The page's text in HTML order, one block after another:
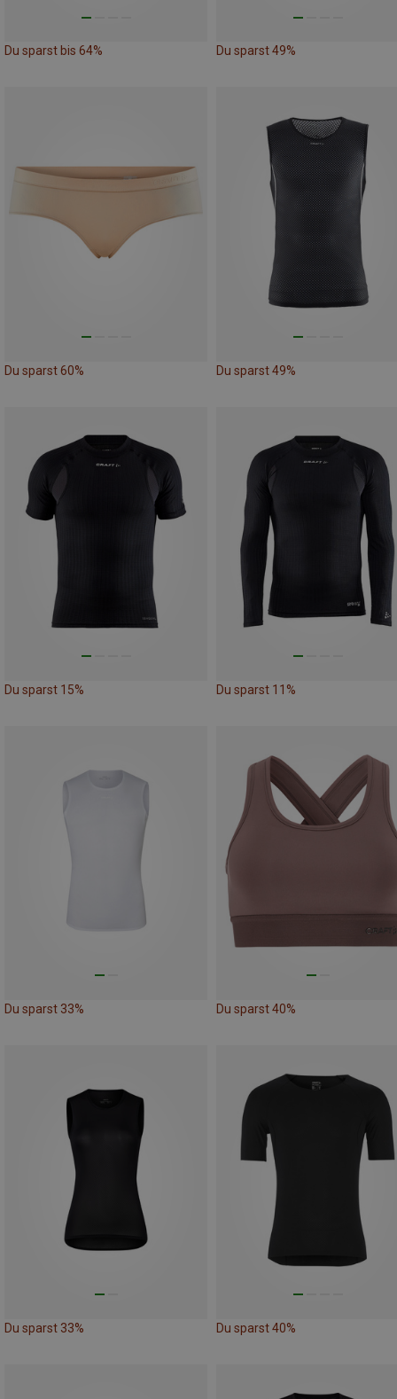
Du sparst bis 64% Du sparst 49%
Du sparst 60% Du sparst 49%
Du sparst 15% Du sparst 11%
Du sparst 33% Du sparst 40%
Du sparst 33% Du sparst 40%